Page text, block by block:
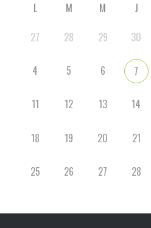
L M M J
27
28 29 30
4 5 6 7
11 12 13 14
18 19 20 21
25 26 27 28